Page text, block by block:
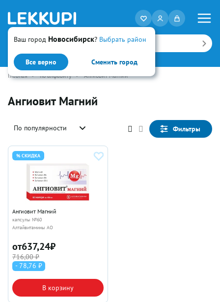
Ваш город Новосибирск? Выбрать район
Все верно Сменить город
Искать
Главная • по алфавиту • Ангиовит Магний
Ангиовит Магний
По популярности Фильтры
% СКИДКА
Ангиовит Магний
капсулы №60
Алтайвитамины АО
от637,24₽
716,00 ₽
- 78,76 ₽
В корзину